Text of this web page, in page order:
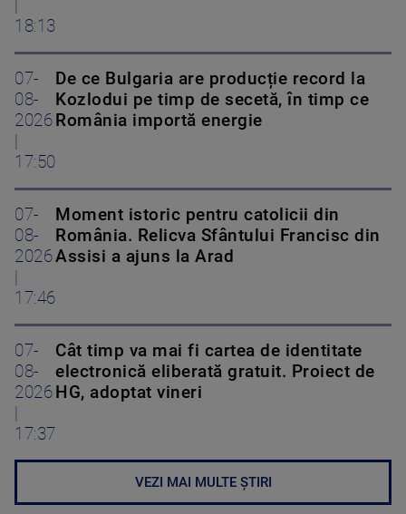
18:13
07-
08-
2026
17:50
De ce Bulgaria are producție record la
Kozlodui pe timp de secetă, în timp ce
România importă energie
07-
08-
2026
17:46
Moment istoric pentru catolicii din
România. Relicva Sfântului Francisc din
Assisi a ajuns la Arad
07-
08-
2026
17:37
Cât timp va mai fi cartea de identitate
electronică eliberată gratuit. Proiect de
HG, adoptat vineri
VEZI MAI MULTE ȘTIRI